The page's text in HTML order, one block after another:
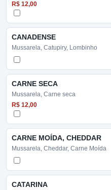
R$ 12,00
CANADENSE
Mussarela, Catupiry, Lombinho
CARNE SECA
Mussarela, Carne seca
R$ 12,00
CARNE MOÍDA, CHEDDAR
Mussarela, Cheddar, Carne Moída
CATARINA